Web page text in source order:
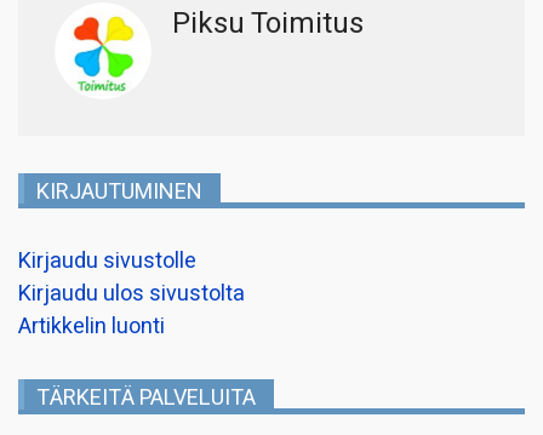
Piksu Toimitus
KIRJAUTUMINEN
Kirjaudu sivustolle
Kirjaudu ulos sivustolta
Artikkelin luonti
TÄRKEITÄ PALVELUITA